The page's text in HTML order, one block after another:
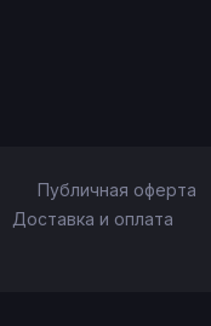
Публичная оферта
Доставка и оплата